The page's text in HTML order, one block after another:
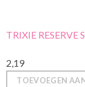
TRIXIE
2,19
TOEVOEGEN